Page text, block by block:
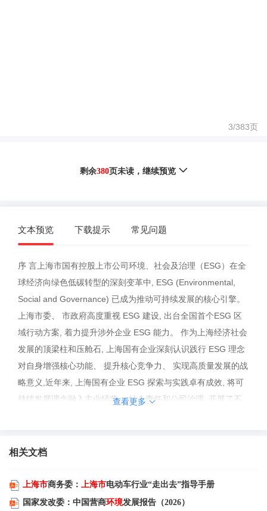
3/383页
剩余380页未读， 继续预览
文本预览 下载提示 常见问题
序 言上海市国有控股上市公司环境、社会及治理（ESG）在全
球经济向绿色低碳转型的深刻变革中, ESG (Environmental,
Social and Governance) 已成为推动可持续发展的核心引擎。
上海市委、 市政府高度重视 ESG 建设, 出台全国首个ESG 区
域行动方案, 着力提升涉外企业 ESG 能力。 作为上海经济社会
发展的顶梁柱和压舱石, 上海国有企业深刻认识践行 ESG 理念
对自身增强核心功能、 提升核心竞争力、 实现高质量发展的战
略意义,近年来, 上海国有企业 ESG 探索与实践卓有成效, 将可
持续发展理念融入主业经营、 社会责任和公司治理, 开展了不
与社会共生共荣的发展格局, 不断完善公司治理以践行中国特色
建设的思想共识, 但仍然面临一系列挑战。 从自身看, ESG 与
企业生产经营融合还不深; 从外部看, 生态体系的支撑赋能还不
查看更多
相关文档
上海市商务委： 上海市电动车行业“走出去”指导手册
国家发改委：中国营商环境发展报告（2026）